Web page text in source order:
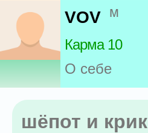
VOV м
Карма 10
О себе
шёпот и крик